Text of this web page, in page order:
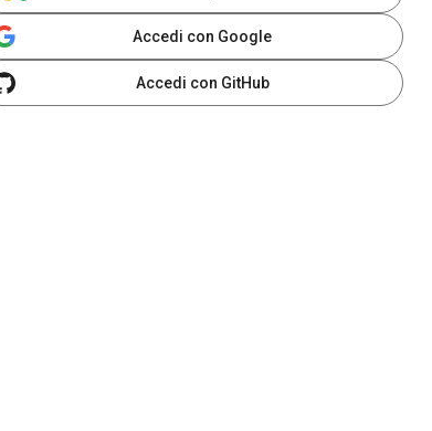
Accedi con Google
Accedi con GitHub